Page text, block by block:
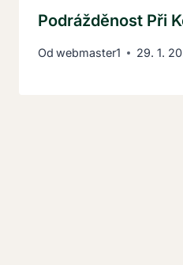
Podrážděnost Při
Od webmaster1 29. 1.